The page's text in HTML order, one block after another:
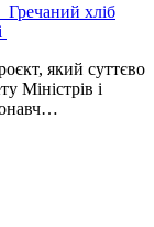
Гречаний хліб
який суттєво
Міністрів і